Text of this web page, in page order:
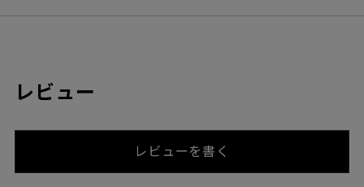
レビュー
レビューを書く